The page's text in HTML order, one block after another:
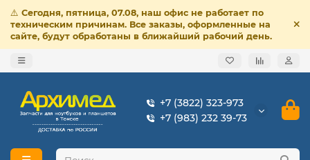
⚠️ Сегодня, пятница, 07.08, наш офис не работает по
техническим причинам. Все заказы, оформленные на
сайте, будут обработаны в ближайший рабочий день.
+7 (3822) 323-973
+7 (983) 232 39-73